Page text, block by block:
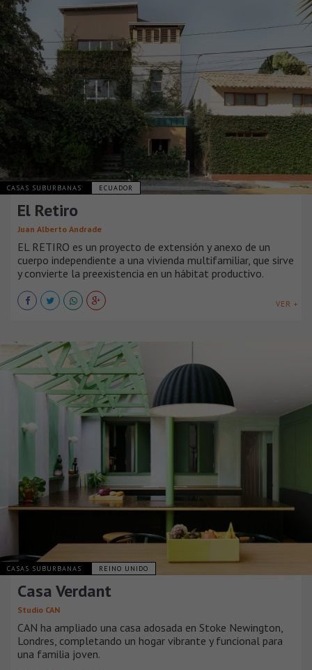
CASAS SUBURBANAS ECUADOR
El Retiro
Juan Alberto Andrade
EL RETIRO es un proyecto de extensión y anexo de un
cuerpo independiente a una vivienda multifamiliar, que sirve
y convierte la preexistencia en un hábitat productivo.
VER +
CASAS SUBURBANAS REINO UNIDO
Casa Verdant
Studio CAN
CAN ha ampliado una casa adosada en Stoke Newington,
Londres, completando un hogar vibrante y funcional para
una familia joven.